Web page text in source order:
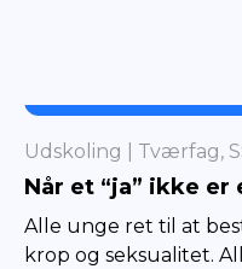
Udskoling Tværfag,
Når et “ja” ikke er
TVÆRFAG
Alle unge ret til at
krop og seksualitet.